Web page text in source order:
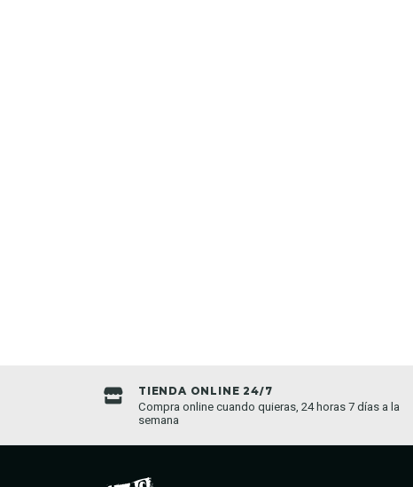
TIENDA ONLINE 24/7
Compra online cuando quieras, 24 horas 7 días a la
semana